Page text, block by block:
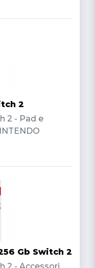
2
2 - Pad e
Gb Switch 2